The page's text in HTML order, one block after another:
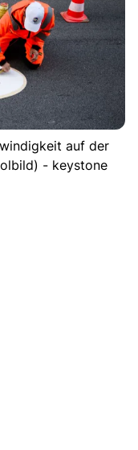
auf der
- keystone